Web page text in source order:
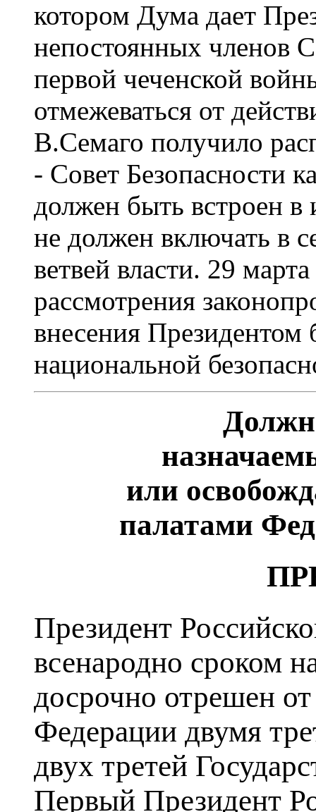
котором Дума дает
непостоянных членов
первой чеченской
отмежеваться от
В.Семаго получило
- Совет Безопасности
должен быть встроен в
не должен включать в
ветвей власти. 29
рассмотрения
внесения Президентом
национальной
или
палатами
Президент
всенародно сроком
досрочно отрешен
Федерации двумя
двух третей
Первый Президент